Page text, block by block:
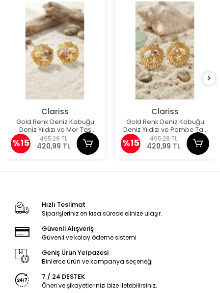
Clariss
Gold Renk Deniz Kabuğu
Deniz Yıldızı ve Mor Taş
Detaylı Küpe
%15 495,28 TL
420,99 TL
Clariss
Gold Renk Deniz Kabuğu
Deniz Yıldızı ve Pembe Taş
Detaylı Küpe
%15 495,28 TL
420,99 TL
Hızlı Teslimat
Siparişleriniz en kısa sürede elinize ulaşır.
Güvenli Alışveriş
Güvenli ve kolay ödeme sistemi
Geniş Ürün Yelpazesi
Binlerce ürün ve kampanya seçeneği
7 / 24 DESTEK
Öneri ve şikayetlerinizi bize iletebilirsiniz.